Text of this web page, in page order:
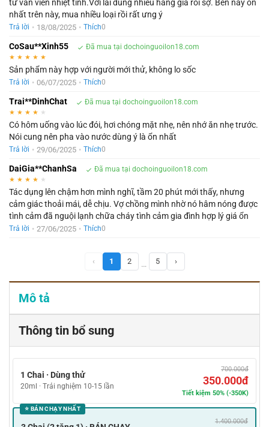
tư vấn viên nhiệt tình.Với lai dùng nhiều hàng giả rồi sợ. Bên này ổn
nhất trên này, mua nhiều loại rồi rất ưng ý
Trả lời • 18/08/2025 • Thích0
CoSau**Xinh55 Đã mua tại dochoinguoilon18.com
★ ★ ★ ★ ★
Sản phẩm này hợp với người mới thử, không lo sốc
Trả lời • 06/07/2025 • Thích0
Trai**DinhChat Đã mua tại dochoinguoilon18.com
★ ★ ★ ★ ★
Có hôm uống vào lúc đói, hơi chóng mặt nhẹ, nên nhớ ăn nhẹ trước.
Nói cung nên pha vào nước dùng ý là ổn nhất
Trả lời • 29/06/2025 • Thích0
DaiGia**ChanhSa Đã mua tại dochoinguoilon18.com
★ ★ ★ ★ ★
Tác dụng lên chậm hơn mình nghĩ, tầm 20 phút mới thấy, nhưng
cảm giác thoải mái, dễ chịu. Vợ chồng mình nhờ nó hâm nóng được
tình cảm đã nguội lạnh chữa cháy tình cảm gia đình hợp lý giá ổn
Trả lời • 27/06/2025 • Thích0
‹ 1 2 … 5 ›
Mô tả
Thông tin bổ sung
1 Chai · Dùng thử
20ml · Trải nghiệm 10-15 lần
700.000đ
350.000đ
Tiết kiệm 50% (-350K)
⭐ BÁN CHẠY NHẤT
1.400.000đ